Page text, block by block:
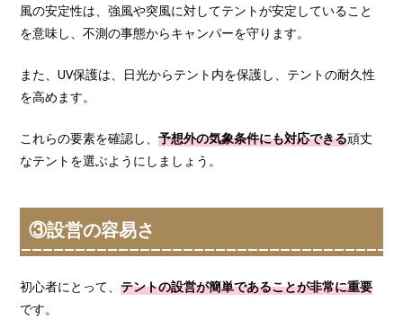
風の安定性は、強風や突風に対してテントが安定していること
を意味し、不測の事態からキャンパーを守ります。
また、UV保護は、日光からテント内を保護し、テントの耐久性
を高めます。
これらの要素を確認し、予想外の気象条件にも対応できる頑丈
なテントを選ぶようにしましょう。
③設営の容易さ
初心者にとって、テントの設営が簡単であることが非常に重要
です。